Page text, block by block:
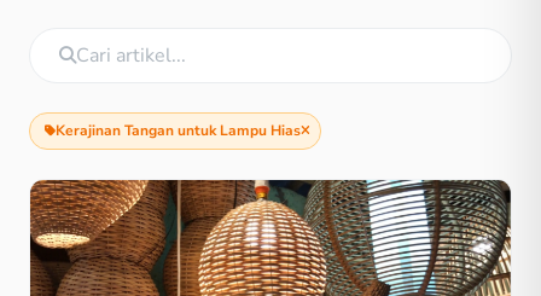
Kerajinan Tangan untuk Lampu Hias